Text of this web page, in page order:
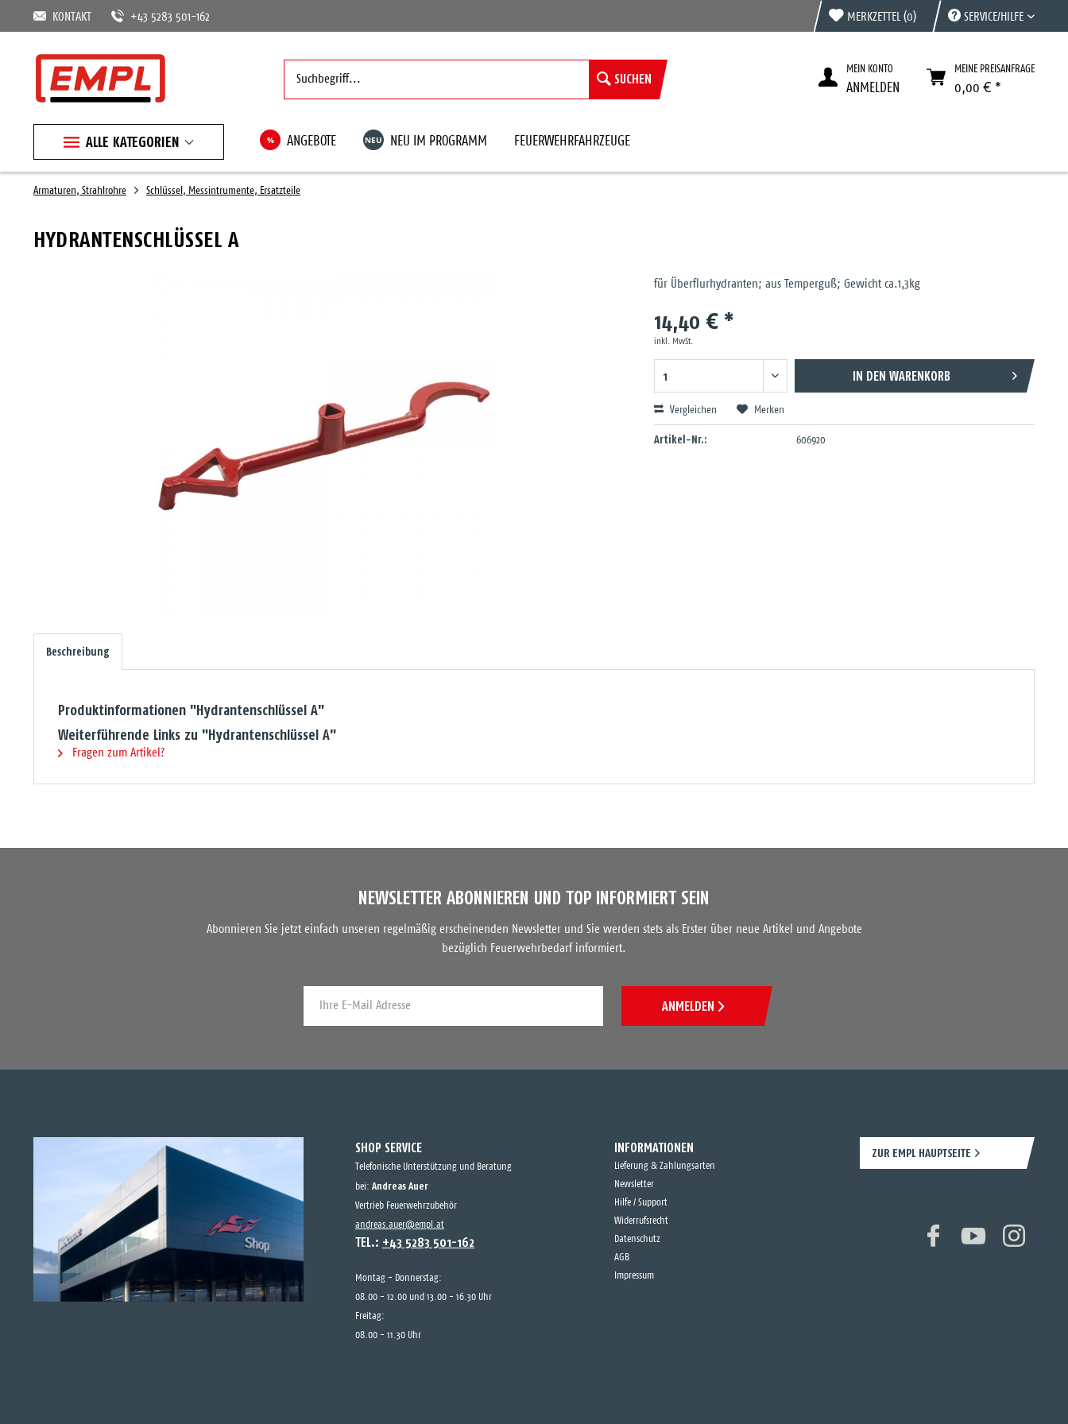
KONTAKT +43 5283 501-162 MERKZETTEL (0) SERVICE/HILFE
SUCHEN
MEIN KONTO
ANMELDEN
MEINE PREISANFRAGE
0,00 € *
ALLE KATEGORIEN % ANGEBOTE NEU NEU IM PROGRAMM FEUERWEHRFAHRZEUGE
Armaturen, Strahlrohre Schlüssel, Messintrumente, Ersatzteile
HYDRANTENSCHLÜSSEL A
für Überflurhydranten; aus Temperguß; Gewicht ca.1,3kg
14,40 € *
inkl. MwSt.
IN DEN WARENKORB
Vergleichen Merken
Artikel-Nr.: 606920
Beschreibung
Produktinformationen "Hydrantenschlüssel A"
Weiterführende Links zu "Hydrantenschlüssel A"
Fragen zum Artikel?
NEWSLETTER ABONNIEREN UND TOP INFORMIERT SEIN
Abonnieren Sie jetzt einfach unseren regelmäßig erscheinenden Newsletter und Sie werden stets als Erster über neue Artikel und Angebote
bezüglich Feuerwehrbedarf informiert.
ANMELDEN
SHOP SERVICE
Telefonische Unterstützung und Beratung
bei: Andreas Auer
Vertrieb Feuerwehrzubehör
andreas.auer@empl.at
TEL.: +43 5283 501-162
Montag - Donnerstag:
08.00 - 12.00 und 13.00 - 16.30 Uhr
Freitag:
08.00 - 11.30 Uhr
INFORMATIONEN
Lieferung & Zahlungsarten
Newsletter
Hilfe / Support
Widerrufsrecht
Datenschutz
AGB
Impressum
ZUR EMPL HAUPTSEITE